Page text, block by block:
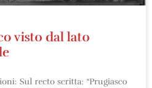
visto dal lato
Sul recto scritta: “Prugiasco